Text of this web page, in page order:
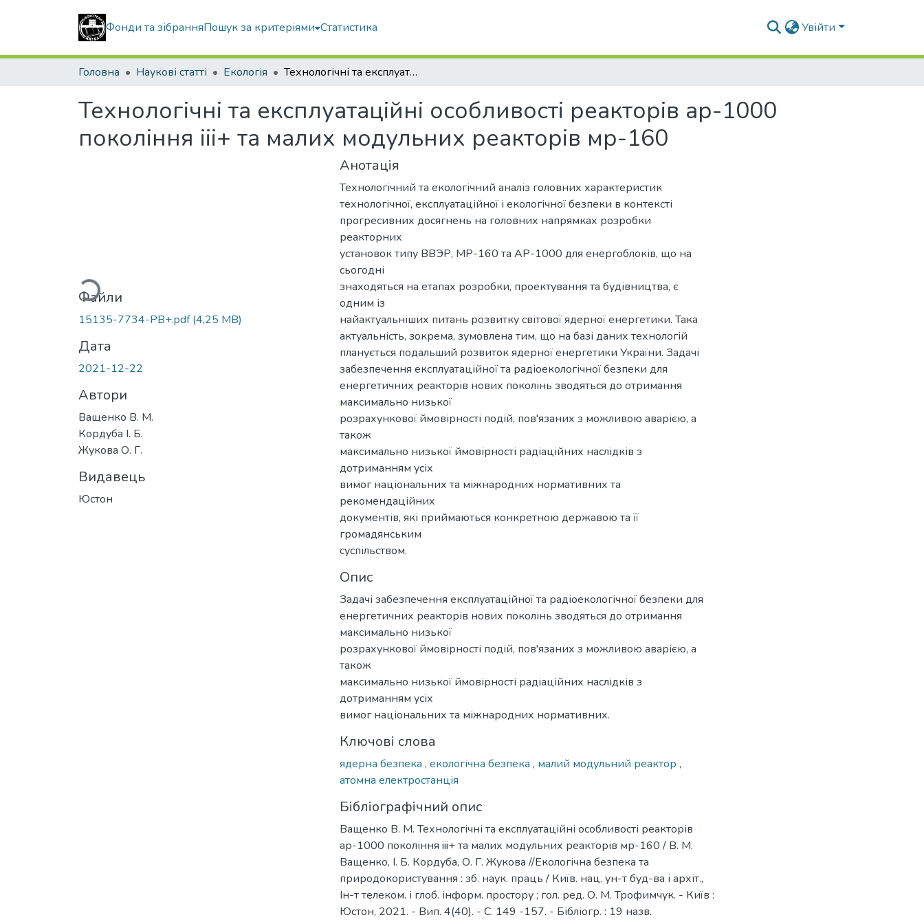
Фонди та зібранняПошук за критеріями Статистика Увійти
Головна Наукові статті Екологія Технологічні та експлуатаційні особливості реакторів ар-1000 покоління iii+ та малих модульних реакторів мр-160
Технологічні та експлуатаційні особливості реакторів ар-1000
покоління iii+ та малих модульних реакторів мр-160
Вантажиться...
Файли
15135-7734-PB+.pdf(4,25 MB)
Дата
2021-12-22
Автори
Ващенко В. М.
Кордуба І. Б.
Жукова О. Г.
Видавець
Юстон
Анотація
Технологічний та екологічний аналіз головних характеристик
технологічної, експлуатаційної і екологічної безпеки в контексті
прогресивних досягнень на головних напрямках розробки
реакторних
установок типу ВВЭР, МР-160 та АР-1000 для енергоблоків, що на
сьогодні
знаходяться на етапах розробки, проектування та будівництва, є
одним із
найактуальніших питань розвитку світової ядерної енергетики. Така
актуальність, зокрема, зумовлена тим, що на базі даних технологій
планується подальший розвиток ядерної енергетики України. Задачі
забезпечення експлуатаційної та радіоекологічної безпеки для
енергетичних реакторів нових поколінь зводяться до отримання
максимально низької
розрахункової ймовірності подій, пов'язаних з можливою аварією, а
також
максимально низької ймовірності радіаційних наслідків з
дотриманням усіх
вимог національних та міжнародних нормативних та
рекомендаційних
документів, які приймаються конкретною державою та її
громадянським
суспільством.
Опис
Задачі забезпечення експлуатаційної та радіоекологічної безпеки для
енергетичних реакторів нових поколінь зводяться до отримання
максимально низької
розрахункової ймовірності подій, пов'язаних з можливою аварією, а
також
максимально низької ймовірності радіаційних наслідків з
дотриманням усіх
вимог національних та міжнародних нормативних.
Ключові слова
ядерна безпека , екологічна безпека , малий модульний реактор ,
атомна електростанція
Бібліографічний опис
Ващенко В. М. Технологічні та експлуатаційні особливості реакторів
ар-1000 покоління iii+ та малих модульних реакторів мр-160 / В. М.
Ващенко, І. Б. Кордуба, О. Г. Жукова //Екологічна безпека та
природокористування : зб. наук. праць / Київ. нац. ун-т буд-ва і архіт.,
Ін-т телеком. і глоб. інформ. простору ; гол. ред. О. М. Трофимчук. - Київ :
Юстон, 2021. - Вип. 4(40). - С. 149 -157. - Бібліогр. : 19 назв.